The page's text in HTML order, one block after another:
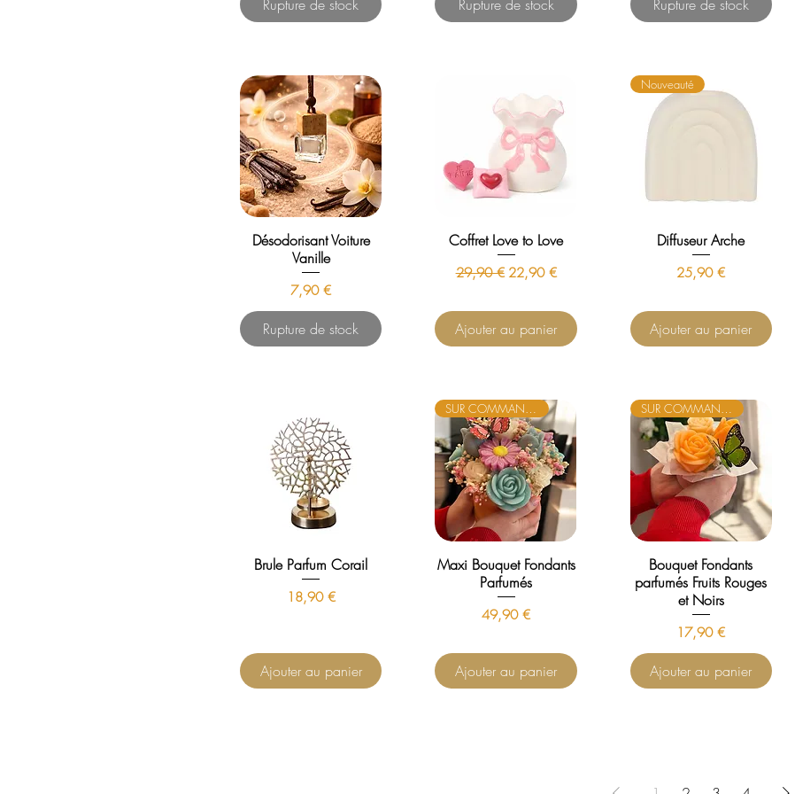
Rupture de stock Rupture de stock Rupture de stock
Désodorisant Voiture
Vanille
Prix
7,90 €
Rupture de stock
Coffret Love to Love
Prix original
29,90 € Prix promotionnel
22,90 €
Ajouter au panier
Nouveauté
Diffuseur Arche
Prix
25,90 €
Ajouter au panier
Brule Parfum Corail
Prix
18,90 €
Ajouter au panier
SUR COMMANDE
Maxi Bouquet Fondants
Parfumés
Prix
49,90 €
Ajouter au panier
SUR COMMANDE
Bouquet Fondants
parfumés Fruits Rouges
et Noirs
Prix
17,90 €
Ajouter au panier